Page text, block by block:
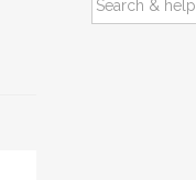
FOR: